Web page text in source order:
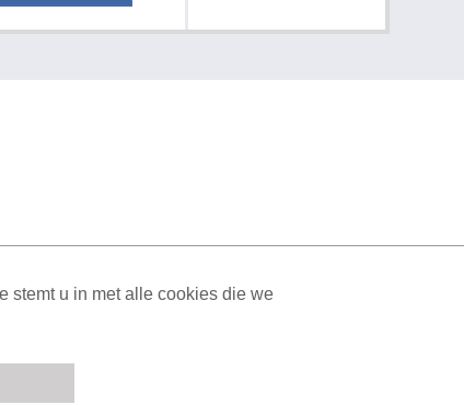
stemt u in met alle cookies die we